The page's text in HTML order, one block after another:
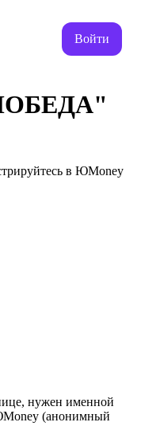
Войти
в ЮMoney
нужен именной
(анонимный